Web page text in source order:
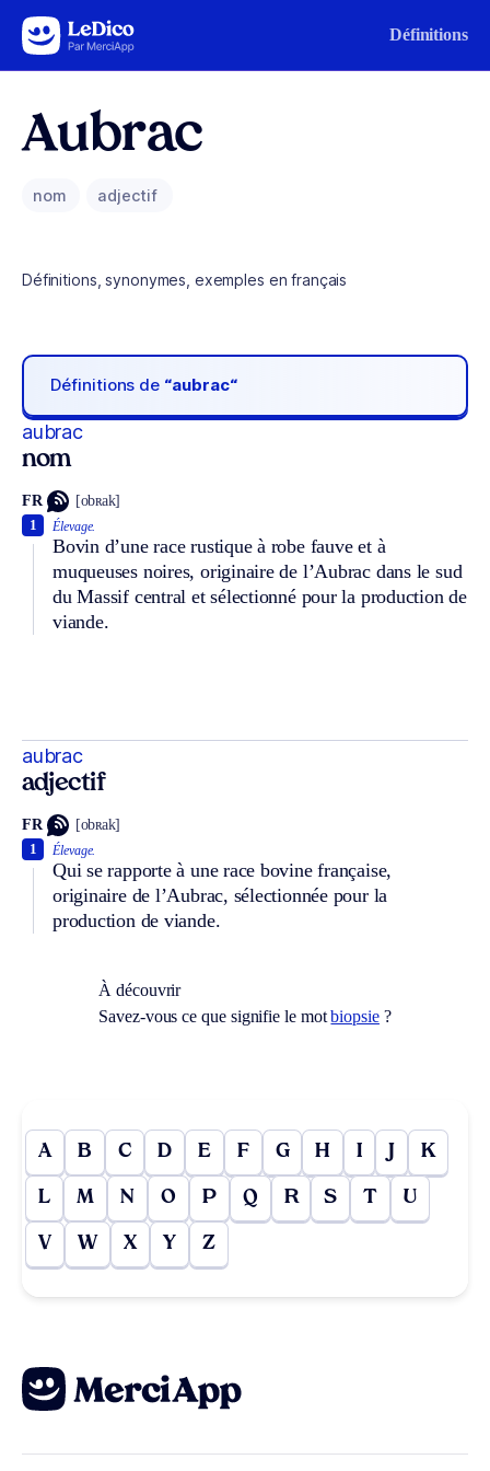
Aller au contenu Définitions
Aubrac
nom adjectif
Définitions, synonymes, exemples en français
Définitions de “aubrac“
aubrac
nom
FR [obʀak]
Élevage.
Bovin d’une race rustique à robe fauve et à
muqueuses noires, originaire de l’Aubrac dans le sud
du Massif central et sélectionné pour la production de
viande.
1
aubrac
adjectif
FR [obʀak]
Élevage.
Qui se rapporte à une race bovine française,
originaire de l’Aubrac, sélectionnée pour la
production de viande.
1
À découvrir
Savez-vous ce que signifie le motbiopsie?
A B C D E F G H I J K
L M N O P Q R S T U
V W X Y Z